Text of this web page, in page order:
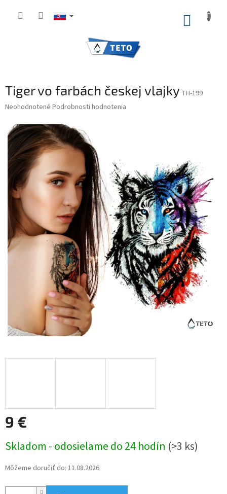
Tiger vo farbách českej vlajky TH-199
Priemerné
produktu
je
0,0
z
5
hviezdičiek.
Neohodnotené Podrobnosti hodnotenia
9 €
cena:
Skladom - odosielame do 24 hodín (>3 ks)
Môžeme doručiť do: 11.08.2026